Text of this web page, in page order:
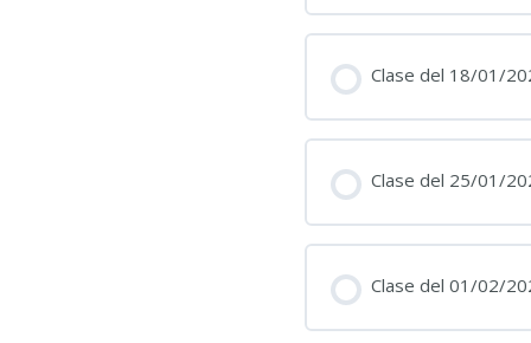
Clase del 18/01/
Clase del 25/01/
Clase del 01/02/